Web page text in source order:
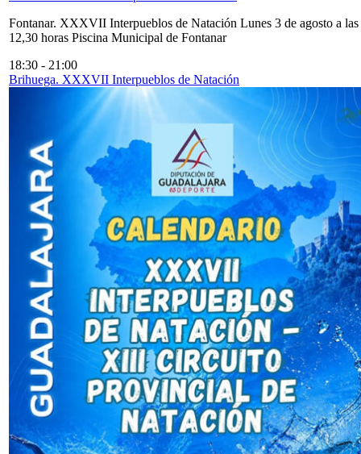
Fontanar. XXXVII Interpueblos de Natación Lunes 3 de agosto a las
12,30 horas Piscina Municipal de Fontanar
18:30 - 21:00
Brihuega. XXXVII Interpueblos de Natación